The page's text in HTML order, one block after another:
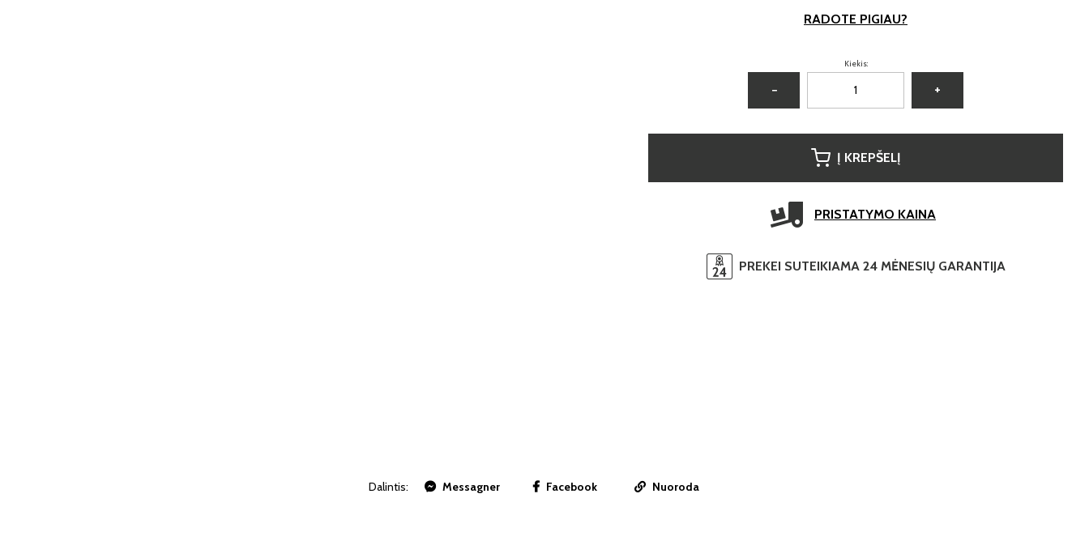
RADOTE PIGIAU?
Kiekis:
− +
Į KREPŠELĮ
PRISTATYMO KAINA
PREKEI SUTEIKIAMA 24 MĖNESIŲ GARANTIJA
Dalintis: Messagner Facebook Nuoroda